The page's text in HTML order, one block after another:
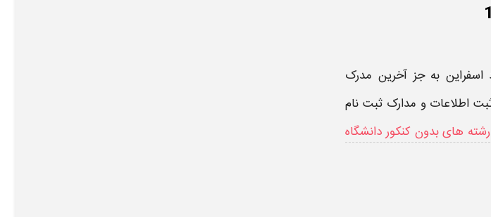
اسفراین به جز آخرین مدرک
اطلاعات و مدارک ثبت نام
رشته های بدون کنکور دانشگاه